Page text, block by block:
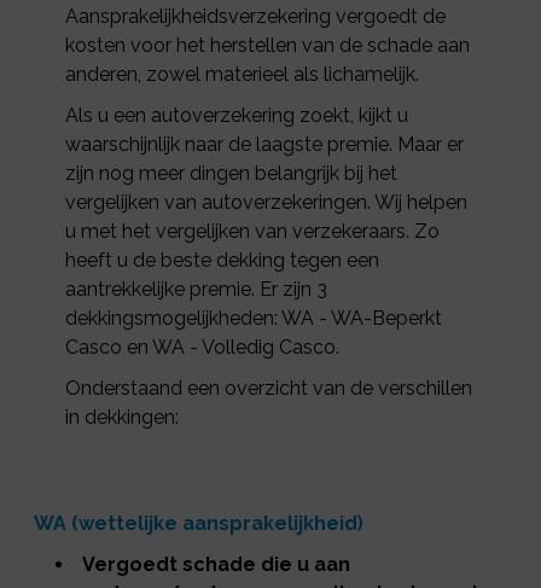
Aansprakelijkheidsverzekering vergoedt de
kosten voor het herstellen van de schade aan
anderen, zowel materieel als lichamelijk.
Als u een autoverzekering zoekt, kijkt u
waarschijnlijk naar de laagste premie. Maar er
zijn nog meer dingen belangrijk bij het
vergelijken van autoverzekeringen. Wij helpen
u met het vergelijken van verzekeraars. Zo
heeft u de beste dekking tegen een
aantrekkelijke premie. Er zijn 3
dekkingsmogelijkheden: WA - WA-Beperkt
Casco en WA - Volledig Casco.
Onderstaand een overzicht van de verschillen
in dekkingen:
WA (wettelijke aansprakelijkheid)
Vergoedt schade die u aan